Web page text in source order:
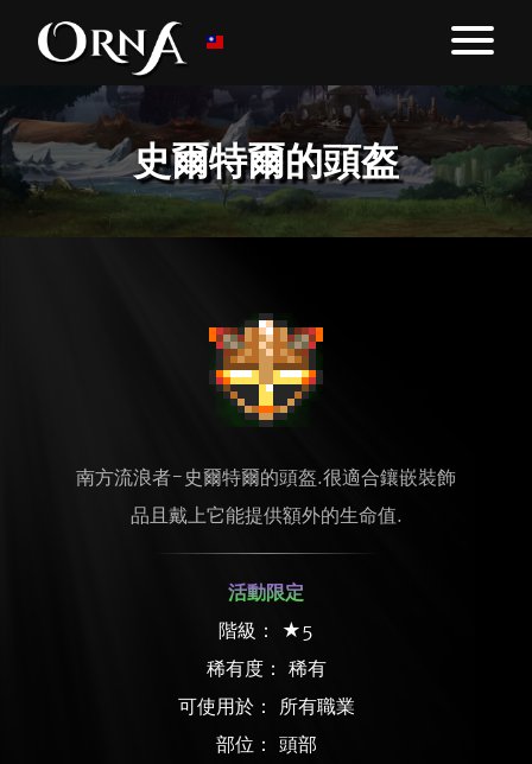
史爾特爾的頭盔
南方流浪者-史爾特爾的頭盔.很適合鑲嵌裝飾
品且戴上它能提供額外的生命值.
活動限定
階級： ★5
稀有度： 稀有
可使用於： 所有職業
部位： 頭部